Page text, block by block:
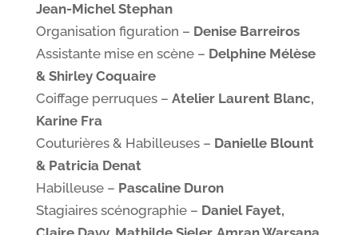
Jean-Michel Stephan
Organisation figuration – Denise Barreiros
Assistante mise en scène – Delphine Mélèse
& Shirley Coquaire
Coiffage perruques – Atelier Laurent Blanc,
Karine Fra
Couturières & Habilleuses – Danielle Blount
& Patricia Denat
Habilleuse – Pascaline Duron
Stagiaires scénographie – Daniel Fayet,